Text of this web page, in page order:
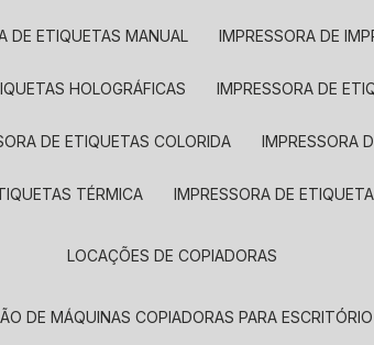
DE ETIQUETAS MANUAL IMPRESSORA DE
HOLOGRÁFICAS IMPRESSORA DE
DE ETIQUETAS COLORIDA IMPRESSORA
TÉRMICA IMPRESSORA DE
LOCAÇÕES DE COPIADORAS
DE MÁQUINAS COPIADORAS PARA ESCRITÓRIO